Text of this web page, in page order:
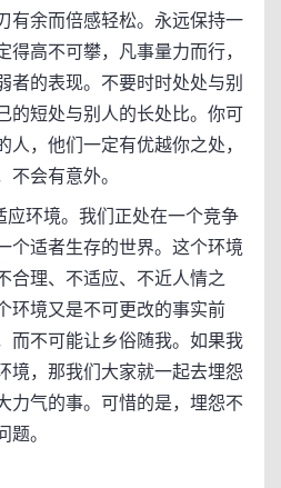
有余而倍感轻松。永远保持一
得高不可攀，凡事量力而行，
者的表现。不要时时处处与别
的短处与别人的长处比。你可
人，他们一定有优越你之处，
不会有意外。
环境。我们正处在一个竞争
个适者生存的世界。这个环境
合理、不适应、不近人情之
环境又是不可更改的事实前
而不可能让乡俗随我。如果我
境，那我们大家就一起去埋怨
力气的事。可惜的是，埋怨不
题。